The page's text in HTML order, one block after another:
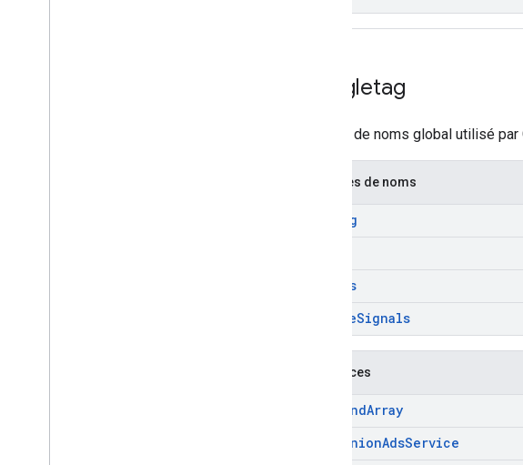
googletag
Espace de noms global utilisé
Espaces de noms
config
events
secureSignals
Interfaces
CommandArray
CompanionAdsService